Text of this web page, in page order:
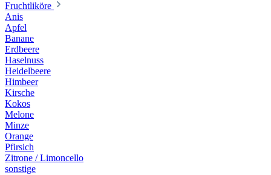
Fruchtliköre
Anis
Apfel
Banane
Erdbeere
Haselnuss
Heidelbeere
Himbeer
Kirsche
Kokos
Melone
Minze
Orange
Pfirsich
Zitrone / Limoncello
sonstige